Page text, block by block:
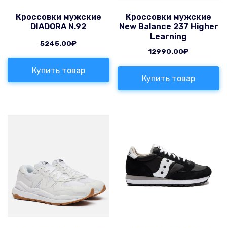
Кроссовки мужские
DIADORA N.92
5245.00₽
Купить товар
Кроссовки мужские
New Balance 237 Higher
Learning
12990.00₽
Купить товар